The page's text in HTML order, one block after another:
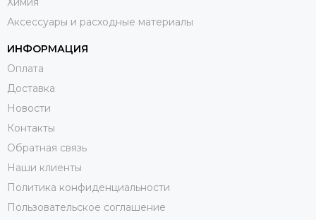
Аксессуары и расходные материалы
ИНФОРМАЦИЯ
Оплата
Доставка
Новости
Контакты
Обратная связь
Наши клиенты
Политика конфиденциальности
Пользовательское соглашение